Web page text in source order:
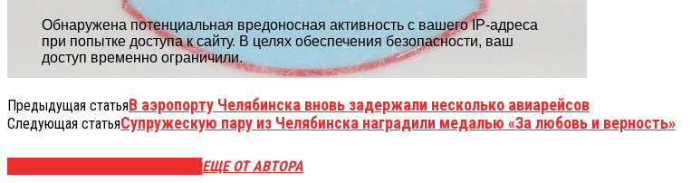
Предыдущая статьяВ аэропорту Челябинска вновь задержали несколько авиарейсов
Следующая статьяСупружескую пару из Челябинска наградили медалью «За любовь и верность»
ЕЩЕ ОТ АВТОРА